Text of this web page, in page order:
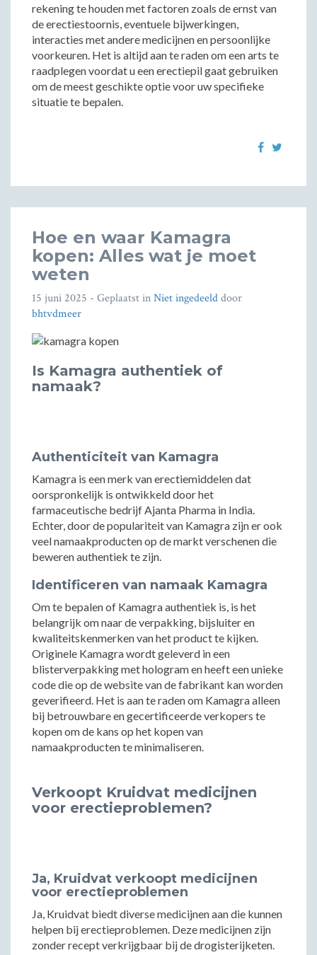
rekening te houden met factoren zoals de ernst van
de erectiestoornis, eventuele bijwerkingen,
interacties met andere medicijnen en persoonlijke
voorkeuren. Het is altijd aan te raden om een arts te
raadplegen voordat u een erectiepil gaat gebruiken
om de meest geschikte optie voor uw specifieke
situatie te bepalen.
Hoe en waar Kamagra
kopen: Alles wat je moet
weten
15 juni 2025 - Geplaatst inNiet ingedeelddoor
bhtvdmeer
Is Kamagra authentiek of
namaak?
Authenticiteit van Kamagra
Kamagra is een merk van erectiemiddelen dat
oorspronkelijk is ontwikkeld door het
farmaceutische bedrijf Ajanta Pharma in India.
Echter, door de populariteit van Kamagra zijn er ook
veel namaakproducten op de markt verschenen die
beweren authentiek te zijn.
Identificeren van namaak Kamagra
Om te bepalen of Kamagra authentiek is, is het
belangrijk om naar de verpakking, bijsluiter en
kwaliteitskenmerken van het product te kijken.
Originele Kamagra wordt geleverd in een
blisterverpakking met hologram en heeft een unieke
code die op de website van de fabrikant kan worden
geverifieerd. Het is aan te raden om Kamagra alleen
bij betrouwbare en gecertificeerde verkopers te
kopen om de kans op het kopen van
namaakproducten te minimaliseren.
Verkoopt Kruidvat medicijnen
voor erectieproblemen?
Ja, Kruidvat verkoopt medicijnen
voor erectieproblemen
Ja, Kruidvat biedt diverse medicijnen aan die kunnen
helpen bij erectieproblemen. Deze medicijnen zijn
zonder recept verkrijgbaar bij de drogisterijketen.